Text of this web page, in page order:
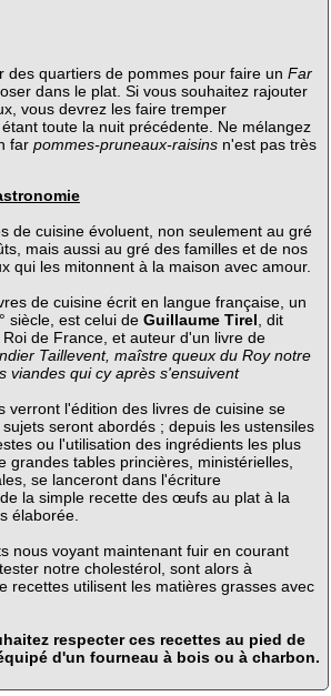
des quartiers de pommes pour faire un Far
dans le plat. Si vous souhaitez rajouter
vous devrez les faire tremper
toute la nuit précédente. Ne mélangez
far pommes-pruneaux-raisinsn'est pas très
de cuisine évoluent, non seulement au gré
mais aussi au gré des familles et de nos
qui les mitonnent à la maison avec amour.
de cuisine écrit en langue française, un
siècle, est celui de Guillaume Tirel , dit
de France, et auteur d'un livre de
Taillevent, maîstre queux du Roy notre
viandes qui cy après s'ensuivent
verront l'édition des livres de cuisine se
seront abordés ; depuis les ustensiles
ou l'utilisation des ingrédients les plus
grandes tables princières, ministérielles,
se lanceront dans l'écriture
la simple recette des œufs au plat à la
élaborée.
nous voyant maintenant fuir en courant
notre cholestérol, sont alors à
recettes utilisent les matières grasses avec
respecter ces recettes au pied de
d'un fourneau à bois ou à charbon.